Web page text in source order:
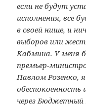
если не будут
исполнения, все
в своей нише, и
выборов или
Кабмина. У меня
премьер-
Павлом Розенко,
через